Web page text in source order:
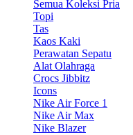
Semua Koleksi Pria
Topi
Tas
Kaos Kaki
Perawatan Sepatu
Alat Olahraga
Crocs Jibbitz
Icons
Nike Air Force 1
Nike Air Max
Nike Blazer